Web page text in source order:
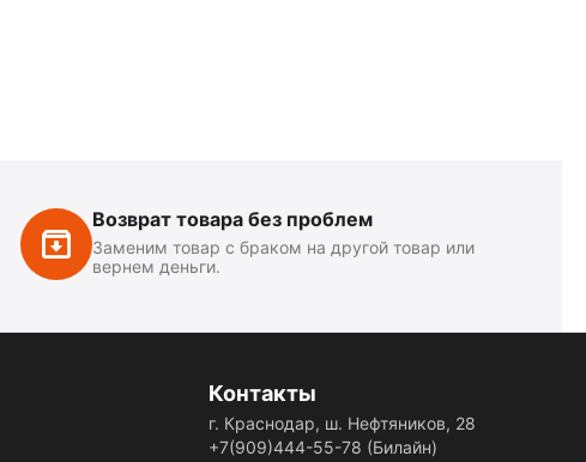
Возврат товара без проблем
Заменим товар с браком на другой товар или
вернем деньги.
Контакты
г. Краснодар, ш. Нефтяников, 28
+7(909)444-55-78 (Билайн)